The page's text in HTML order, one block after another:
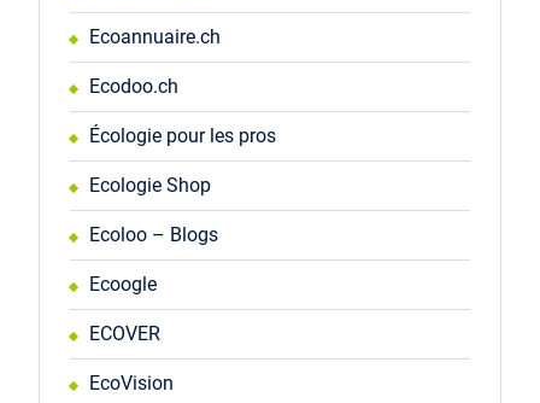
Ecoannuaire.ch
Ecodoo.ch
Écologie pour les pros
Ecologie Shop
Ecoloo – Blogs
Ecoogle
ECOVER
EcoVision